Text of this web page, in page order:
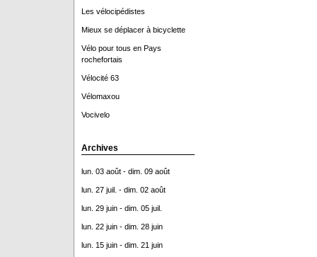
Les vélocipédistes
Mieux se déplacer à bicyclette
Vélo pour tous en Pays
rochefortais
Vélocité 63
Vélomaxou
Vocivelo
Archives
lun. 03 août - dim. 09 août
lun. 27 juil. - dim. 02 août
lun. 29 juin - dim. 05 juil.
lun. 22 juin - dim. 28 juin
lun. 15 juin - dim. 21 juin